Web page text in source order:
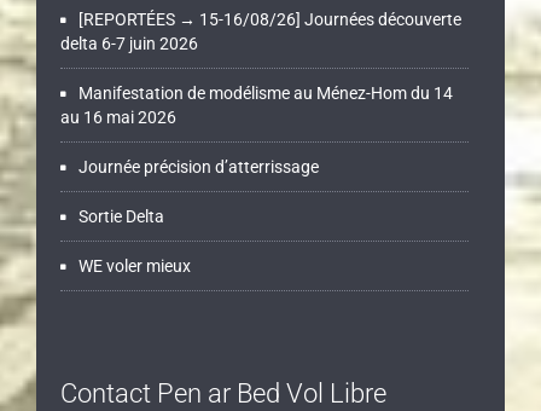
[REPORTÉES → 15-16/08/26] Journées découverte
delta 6-7 juin 2026
Manifestation de modélisme au Ménez-Hom du 14
au 16 mai 2026
Journée précision d’atterrissage
Sortie Delta
WE voler mieux
Contact Pen ar Bed Vol Libre